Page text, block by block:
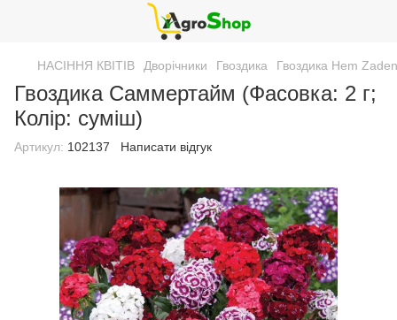
НАСІННЯ КВІТІВ Дворічники Гвоздика Гвоздика Hem
Гвоздика Саммертайм (Фасовка: 2 г;
Колір: суміш)
Артикул: 102137 Написати відгук